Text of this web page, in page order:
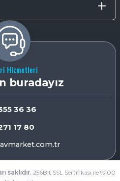
Hizmetleri
buradayız
36 36
17 80
saklıdır. 256Bit SSL Sertifikası ile %100